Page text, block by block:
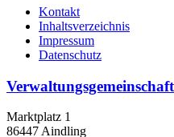
Kontakt
Inhaltsverzeichnis
Impressum
Datenschutz
Marktplatz 1
86447 Aindling